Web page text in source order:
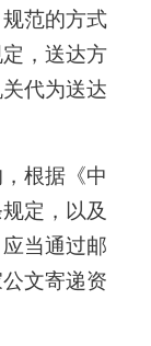
范的方式
，送达方
代为送达
根据《中
定，以及
当通过邮
文寄递资